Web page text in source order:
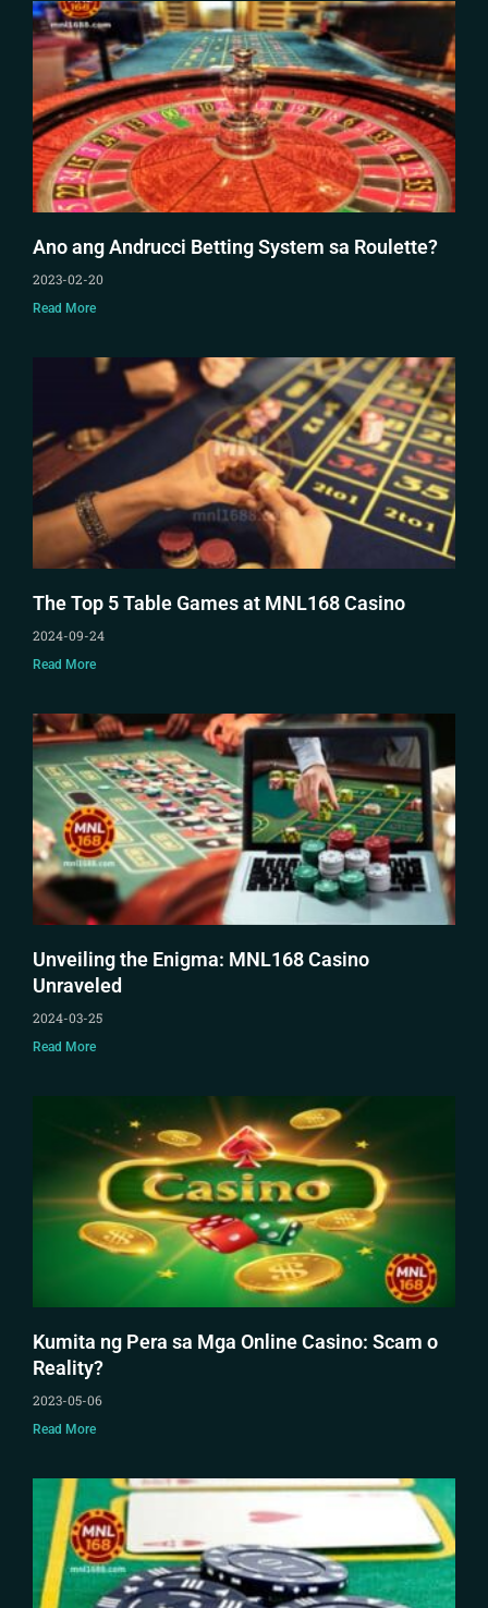
Ano ang Andrucci Betting System sa Roulette?
2023-02-20
Read More
The Top 5 Table Games at MNL168 Casino
2024-09-24
Read More
Unveiling the Enigma: MNL168 Casino
Unraveled
2024-03-25
Read More
Kumita ng Pera sa Mga Online Casino: Scam o
Reality?
2023-05-06
Read More